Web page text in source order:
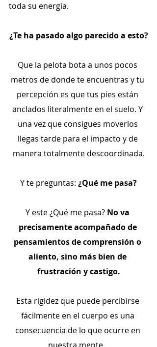
toda su energía.
¿Te ha pasado algo parecido a esto?
Que la pelota bota a unos pocos
metros de donde te encuentras y tu
percepción es que tus pies están
anclados literalmente en el suelo. Y
una vez que consigues moverlos
llegas tarde para el impacto y de
manera totalmente descoordinada.
Y te preguntas: ¿Qué me pasa?
Y este ¿Qué me pasa? No va
precisamente acompañado de
pensamientos de comprensión o
aliento, sino más bien de
frustración y castigo.
Esta rigidez que puede percibirse
fácilmente en el cuerpo es una
consecuencia de lo que ocurre en